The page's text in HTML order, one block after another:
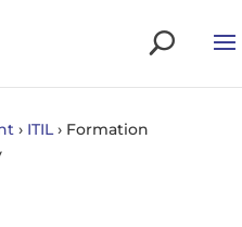
› ITIL › Formation